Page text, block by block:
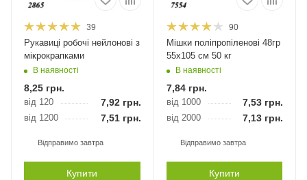
39
Рукавиці робочі нейлонові з
мікрокрапками
В наявності
8,25 грн.
від 120 7,92грн.
від 1200 7,51грн.
Відправимо завтра
Купити
90
Мішки поліпропіленові 48гр
55х105 см 50 кг
В наявності
7,84грн.
від 1000 7,53 грн.
від 2000 7,13 грн.
Відправимо завтра
Купити